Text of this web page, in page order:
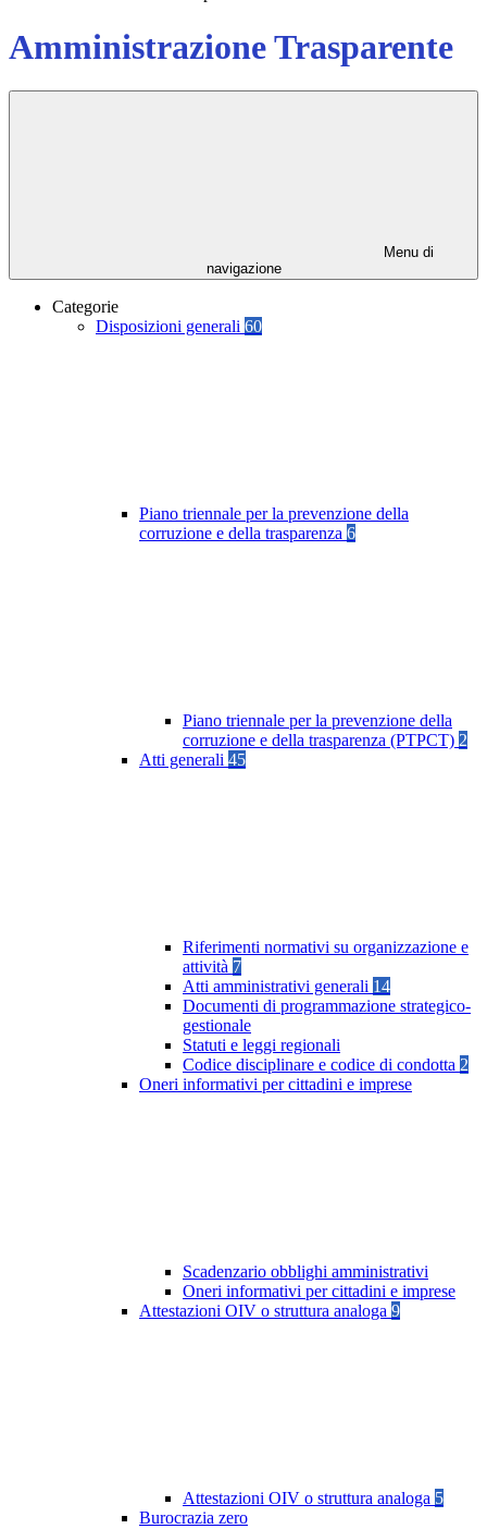
Amministrazione Trasparente
Menu di
navigazione
Categorie
Disposizioni generali 60
Piano triennale per la prevenzione della
corruzione e della trasparenza 6
Piano triennale per la prevenzione della
corruzione e della trasparenza (PTPCT) 2
Atti generali 45
Riferimenti normativi su organizzazione e
attività 7
Atti amministrativi generali 14
Documenti di programmazione strategico-
gestionale
Statuti e leggi regionali
Codice disciplinare e codice di condotta 2
Oneri informativi per cittadini e imprese
Scadenzario obblighi amministrativi
Oneri informativi per cittadini e imprese
Attestazioni OIV o struttura analoga 9
Attestazioni OIV o struttura analoga 5
Burocrazia zero